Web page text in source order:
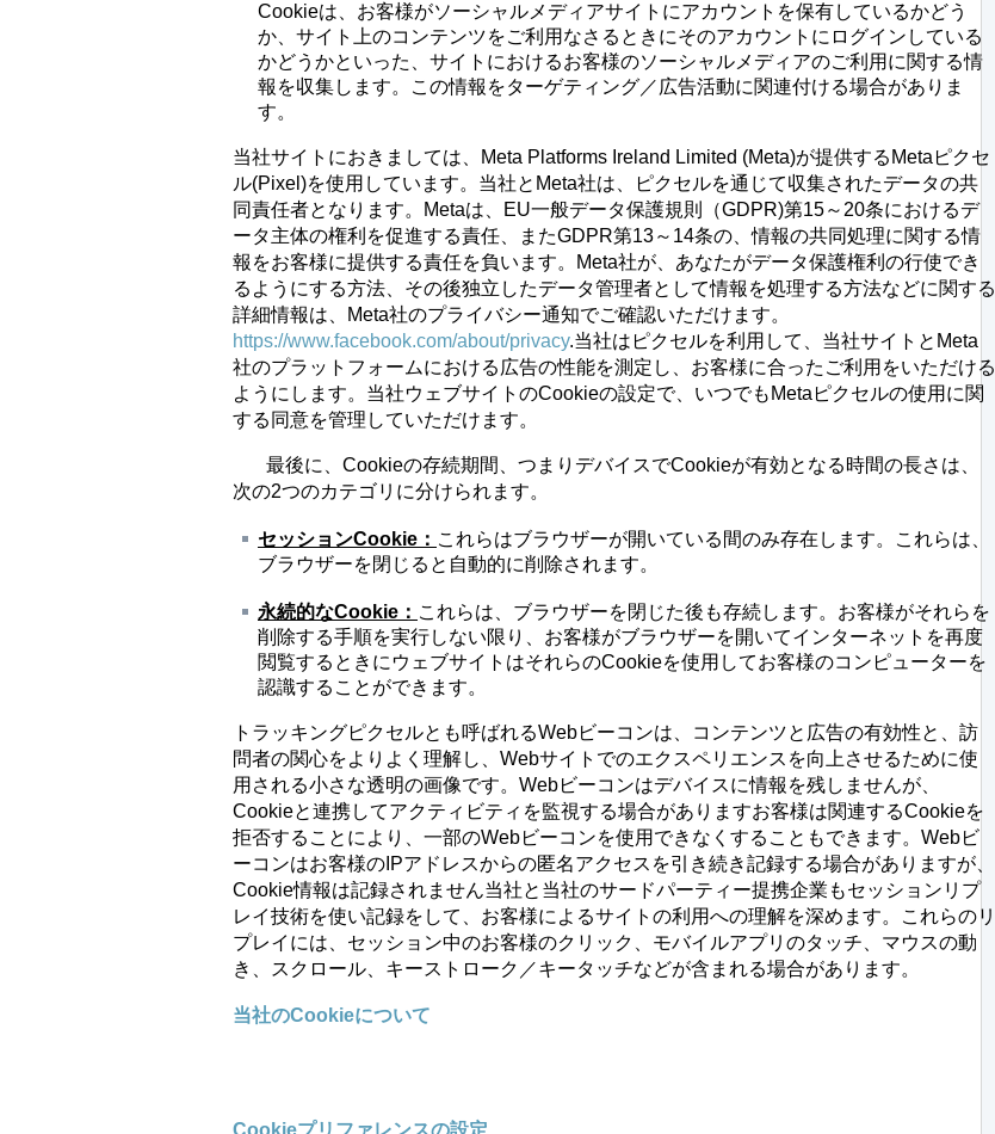
Cookieは、お客様がソーシャルメディアサイトにアカウントを保有しているかどう
か、サイト上のコンテンツをご利用なさるときにそのアカウントにログインしている
かどうかといった、サイトにおけるお客様のソーシャルメディアのご利用に関する情
報を収集します。この情報をターゲティング／広告活動に関連付ける場合がありま
す。
当社サイトにおきましては、Meta Platforms Ireland Limited (Meta)が提供するMetaピクセ
ル(Pixel)を使用しています。当社とMeta社は、ピクセルを通じて収集されたデータの共
同責任者となります。Metaは、EU一般データ保護規則（GDPR)第15～20条におけるデ
ータ主体の権利を促進する責任、またGDPR第13～14条の、情報の共同処理に関する情
報をお客様に提供する責任を負います。Meta社が、あなたがデータ保護権利の行使でき
るようにする方法、その後独立したデータ管理者として情報を処理する方法などに関する
詳細情報は、Meta社のプライバシー通知でご確認いただけます。
https://www.facebook.com/about/privacy.当社はピクセルを利用して、当社サイトとMeta
社のプラットフォームにおける広告の性能を測定し、お客様に合ったご利用をいただける
ようにします。当社ウェブサイトのCookieの設定で、いつでもMetaピクセルの使用に関
する同意を管理していただけます。
最後に、Cookieの存続期間、つまりデバイスでCookieが有効となる時間の長さは、
次の2つのカテゴリに分けられます。
セッションCookie ： これらはブラウザーが開いている間のみ存在します。これらは、
ブラウザーを閉じると自動的に削除されます。
永続的なCookie ： これらは、ブラウザーを閉じた後も存続します。お客様がそれらを
削除する手順を実行しない限り、お客様がブラウザーを開いてインターネットを再度
閲覧するときにウェブサイトはそれらのCookieを使用してお客様のコンピューターを
認識することができます。
トラッキングピクセルとも呼ばれるWebビーコンは、コンテンツと広告の有効性と、訪
問者の関心をよりよく理解し、Webサイトでのエクスペリエンスを向上させるために使
用される小さな透明の画像です。Webビーコンはデバイスに情報を残しませんが、
Cookieと連携してアクティビティを監視する場合がありますお客様は関連するCookieを
拒否することにより、一部のWebビーコンを使用できなくすることもできます。Webビ
ーコンはお客様のIPアドレスからの匿名アクセスを引き続き記録する場合がありますが、
Cookie情報は記録されません当社と当社のサードパーティー提携企業もセッションリプ
レイ技術を使い記録をして、お客様によるサイトの利用への理解を深めます。これらのリ
プレイには、セッション中のお客様のクリック、モバイルアプリのタッチ、マウスの動
き、スクロール、キーストローク／キータッチなどが含まれる場合があります。
当社のCookieについて
Cookieプリファレンスの設定